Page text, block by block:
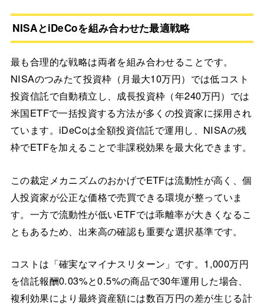
NISAとiDeCoを組み合わせた最適戦略
最も合理的な戦略は両者を組み合わせることです。
NISAのつみたて投資枠（月最大10万円）では低コスト
投資信託で自動積立し、成長投資枠（年240万円）では
米国ETFで一括投資する方法が多くの投資家に採用され
ています。iDeCoは全額投資信託で運用し、NISAの残
枠でETFを加えることで非課税効果を最大化できます。
この裁定メカニズムのおかげでETFは流動性が高く、個
人投資家が公正な価格で売買できる環境が整っていま
す。一方で流動性が低いETFでは乖離率が大きくなるこ
ともあるため、出来高の確認も重要な選択基準です。
コストは「確実なマイナスリターン」です。1,000万円
を信託報酬0.03%と0.5%の商品で30年運用した場合、
複利効果により最終資産額には数百万円の差が生じる計